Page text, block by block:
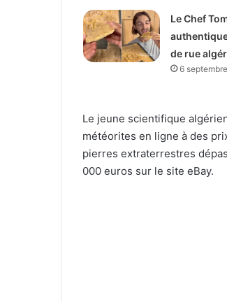
Le Chef
de rue
6
Le jeune scientifique
météorites en ligne à des
pierres extraterrestres
000 euros sur le site eBay.